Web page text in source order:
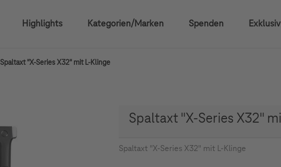
Highlights Kategorien/Marken Spenden
Spaltaxt "X-Series X32" mit L-Klinge
Spaltaxt "X-Series X32"
Spaltaxt "X-Series X32" mit L-Klinge